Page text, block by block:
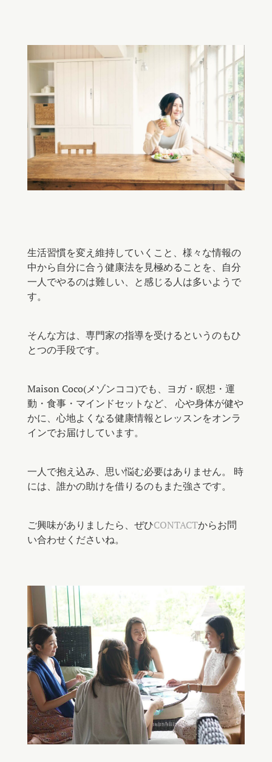
生活習慣を変え維持していくこと、様々な情報の
中から自分に合う健康法を見極めることを、自分
一人でやるのは難しい、と感じる人は多いようで
す。
そんな方は、専門家の指導を受けるというのもひ
とつの手段です。
Maison Coco(メゾンココ)でも、ヨガ・瞑想・運
動・食事・マインドセットなど、 心や身体が健や
かに、心地よくなる健康情報とレッスンをオンラ
インでお届けしています。
一人で抱え込み、思い悩む必要はありません。 時
には、誰かの助けを借りるのもまた強さです。
ご興味がありましたら、ぜひCONTACTからお問
い合わせくださいね。